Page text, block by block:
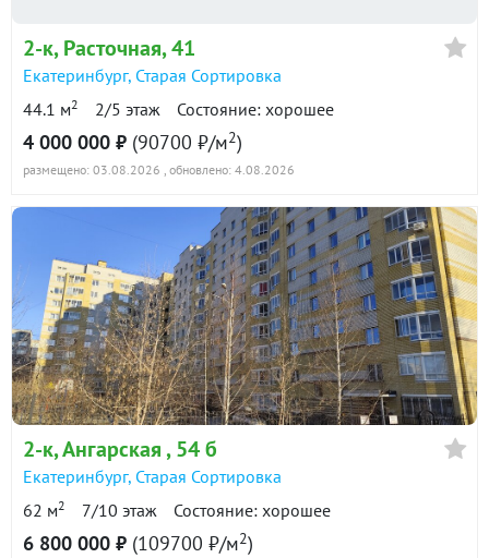
2-к, Расточная, 41
Екатеринбург, Старая Сортировка
44.1 м2 2/5 этаж Состояние: хорошее
4 000 000 ₽ (90700 ₽/м2)
размещено: 03.08.2026 , обновлено: 4.08.2026
2-к, Ангарская , 54 б
Екатеринбург, Старая Сортировка
62 м2 7/10 этаж Состояние: хорошее
6 800 000 ₽ (109700 ₽/м2)